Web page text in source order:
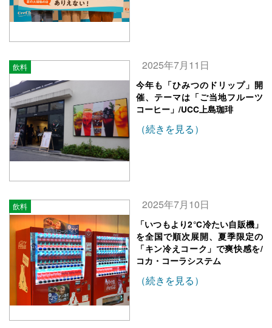
飲料 2025年7月11日
今年も「ひみつのドリップ」開
催、テーマは「ご当地フルーツ
コーヒー」/UCC上島珈琲
（続きを見る）
飲料 2025年7月10日
「いつもより2℃冷たい自販機」
を全国で順次展開、夏季限定の
「キン冷えコーク」で爽快感を/
コカ・コーラシステム
（続きを見る）